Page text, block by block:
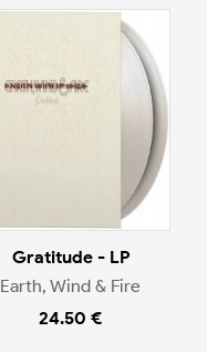
Gratitude - LP
Earth, Wind & Fire
24.50 €